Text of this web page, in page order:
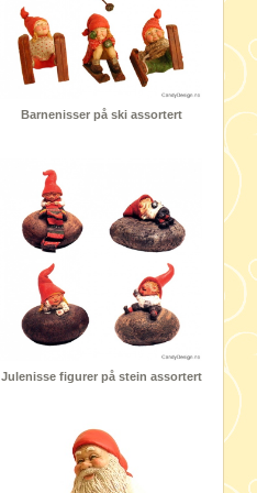
Barnenisser på ski assortert
Julenisse figurer på stein assortert